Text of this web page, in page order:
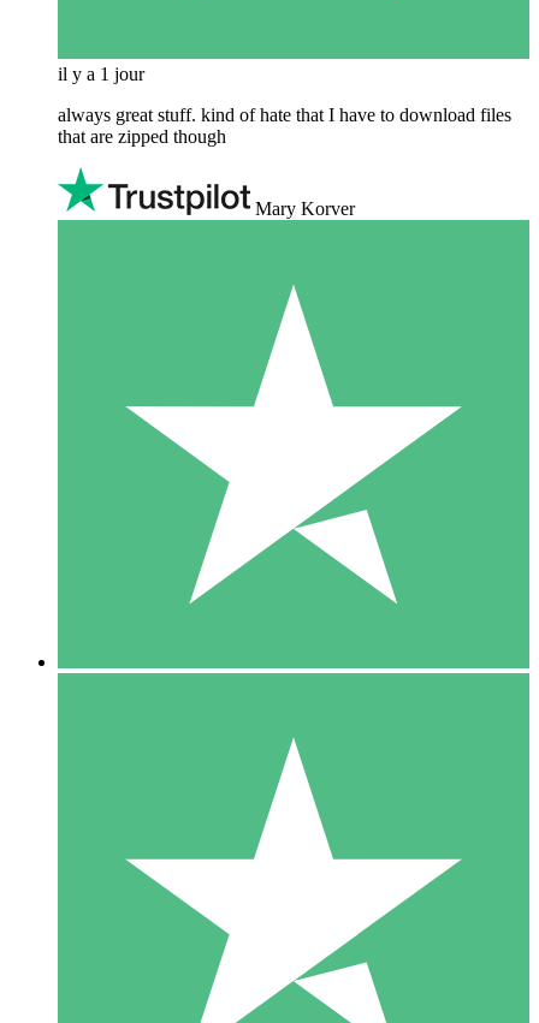
il y a 1 jour
always great stuff. kind of hate that I have to download files
that are zipped though
Mary Korver